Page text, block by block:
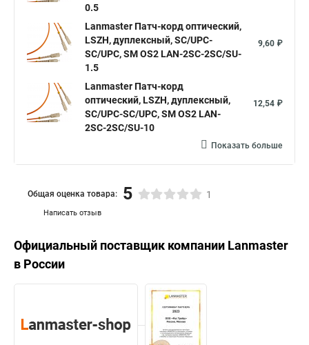
0.5
Lanmaster Патч-корд оптический,
LSZH, дуплексный, SC/UPC-
SC/UPC, SM OS2 LAN-2SC-2SC/SU-
1.5
9,60 ₽
Lanmaster Патч-корд
оптический, LSZH, дуплексный,
SC/UPC-SC/UPC, SM OS2 LAN-
2SC-2SC/SU-10
12,54 ₽
Показать больше
Написать отзыв
Общая оценка товара: 5 1
Официальный поставщик компании Lanmaster
в России